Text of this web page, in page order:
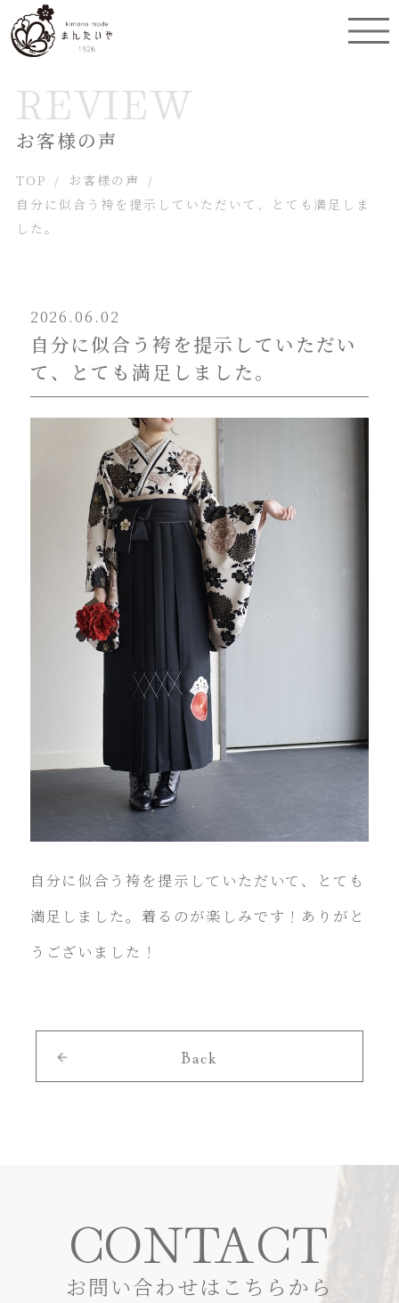
REVIEW
お客様の声
TOP / お客様の声 /
自分に似合う袴を提示していただいて、とても満足しま
した。
2026.06.02
自分に似合う袴を提示していただい
て、とても満足しました。
自分に似合う袴を提示していただいて、とても
満足しました。着るのが楽しみです！ありがと
うございました！
Back
CONTACT
お問い合わせはこちらから